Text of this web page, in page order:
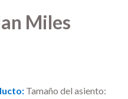
Miles
Tamaño del asiento: